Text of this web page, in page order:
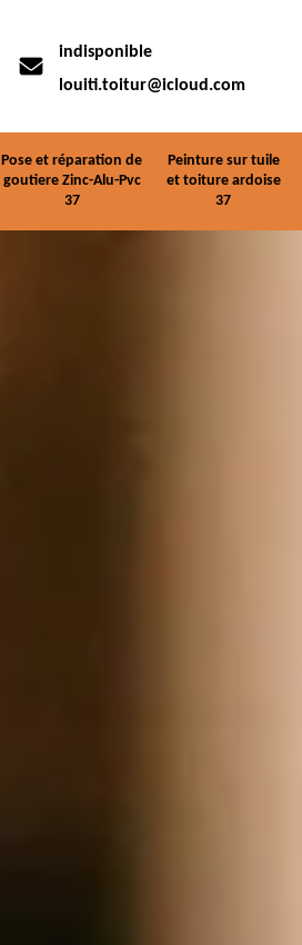
indisponible
louiti.toitur@icloud.com
Pose et réparation de
goutiere Zinc-Alu-Pvc
37
Peinture sur tuile
et toiture ardoise
37